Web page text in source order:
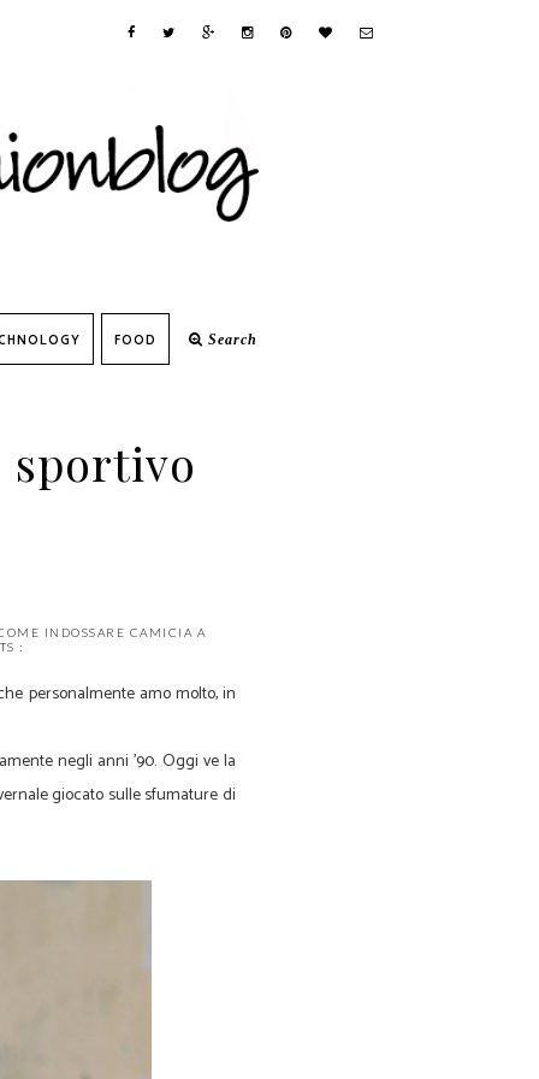
FOOD Search
sportivo
INDOSSARE CAMICIA A
:
personalmente amo molto, in
negli anni '90. Oggi ve la
giocato sulle sfumature di